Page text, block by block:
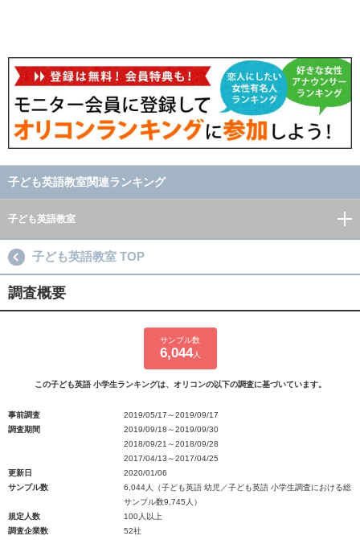
子ども英語教室関連ランキング
子ども英語教室
子ども英語教室 TOP
調査概要
サンプル数
6,044人
この子ども英語 小学生ランキングは、オリコンの以下の調査に基づいています。
事前調査
2019/05/17～2019/09/17
調査期間
2019/09/18～2019/09/30
2018/09/21～2018/09/28
2017/04/13～2017/04/25
更新日
2020/01/06
サンプル数
6,044人（子ども英語 幼児／子ども英語 小学生調査における総
サンプル数9,745人）
規定人数
100人以上
調査企業数
52社